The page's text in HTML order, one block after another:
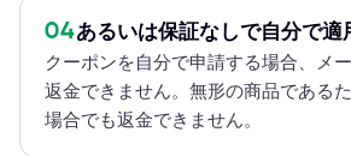
04あるいは保証なしで自分で適
クーポンを自分で申請する場合、メ
返金できません。無形の商品である
場合でも返金できません。